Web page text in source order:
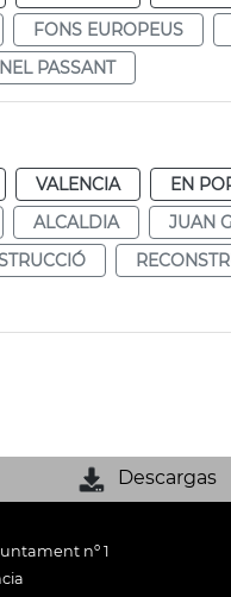
FONS EUROPEUS
PASSANT
VALENCIA
EN
ALCALDIA
JUAN
Descargas
nº 1